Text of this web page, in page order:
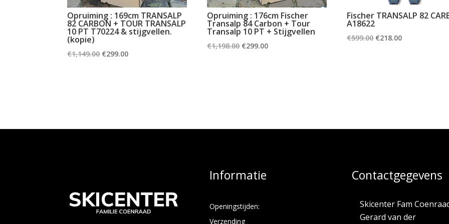
Opruiming : 169cm TRANSALP
82 CARBON + TOUR TRANSALP
10 PT T70224 & stijgvellen.
(kopie)
€1,149.00 Oorspronkelijke
€299.00Huidige
Opruiming : 176cm Fischer
Transalp 84 Carbon + Tour
Transalp 10 PT + Stijgvellen
€1,198.00 Oorspronkelijke
€299.00Huidige
Fischer TRANSALP 82
A18622
€599.00 Oorspronkelijke
€218.00Huidige
Informatie
Openingstijden:
Verzending
Contactgegevens
Skicenter Fam
Gerard van der